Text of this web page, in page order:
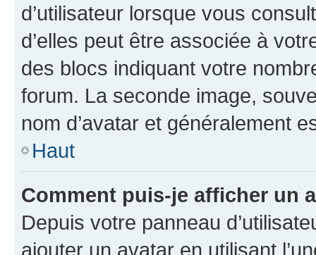
d’utilisateur lorsque vous
d’elles peut être associée à
des blocs indiquant votre
forum. La seconde image,
nom d’avatar et généralement
Haut
Comment puis-je afficher un
Depuis votre panneau
ajouter un avatar en utilisant